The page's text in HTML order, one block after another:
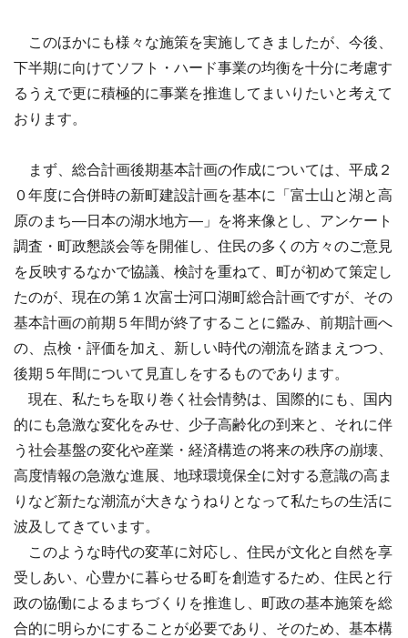
このほかにも様々な施策を実施してきましたが、今後、
下半期に向けてソフト・ハード事業の均衡を十分に考慮す
るうえで更に積極的に事業を推進してまいりたいと考えて
おります。
まず、総合計画後期基本計画の作成については、平成２
０年度に合併時の新町建設計画を基本に「富士山と湖と高
原のまち―日本の湖水地方―」を将来像とし、アンケート
調査・町政懇談会等を開催し、住民の多くの方々のご意見
を反映するなかで協議、検討を重ねて、町が初めて策定し
たのが、現在の第１次富士河口湖町総合計画ですが、その
基本計画の前期５年間が終了することに鑑み、前期計画へ
の、点検・評価を加え、新しい時代の潮流を踏まえつつ、
後期５年間について見直しをするものであります。
現在、私たちを取り巻く社会情勢は、国際的にも、国内
的にも急激な変化をみせ、少子高齢化の到来と、それに伴
う社会基盤の変化や産業・経済構造の将来の秩序の崩壊、
高度情報の急激な進展、地球環境保全に対する意識の高ま
りなど新たな潮流が大きなうねりとなって私たちの生活に
波及してきています。
このような時代の変革に対応し、住民が文化と自然を享
受しあい、心豊かに暮らせる町を創造するため、住民と行
政の協働によるまちづくりを推進し、町政の基本施策を総
合的に明らかにすることが必要であり、そのため、基本構